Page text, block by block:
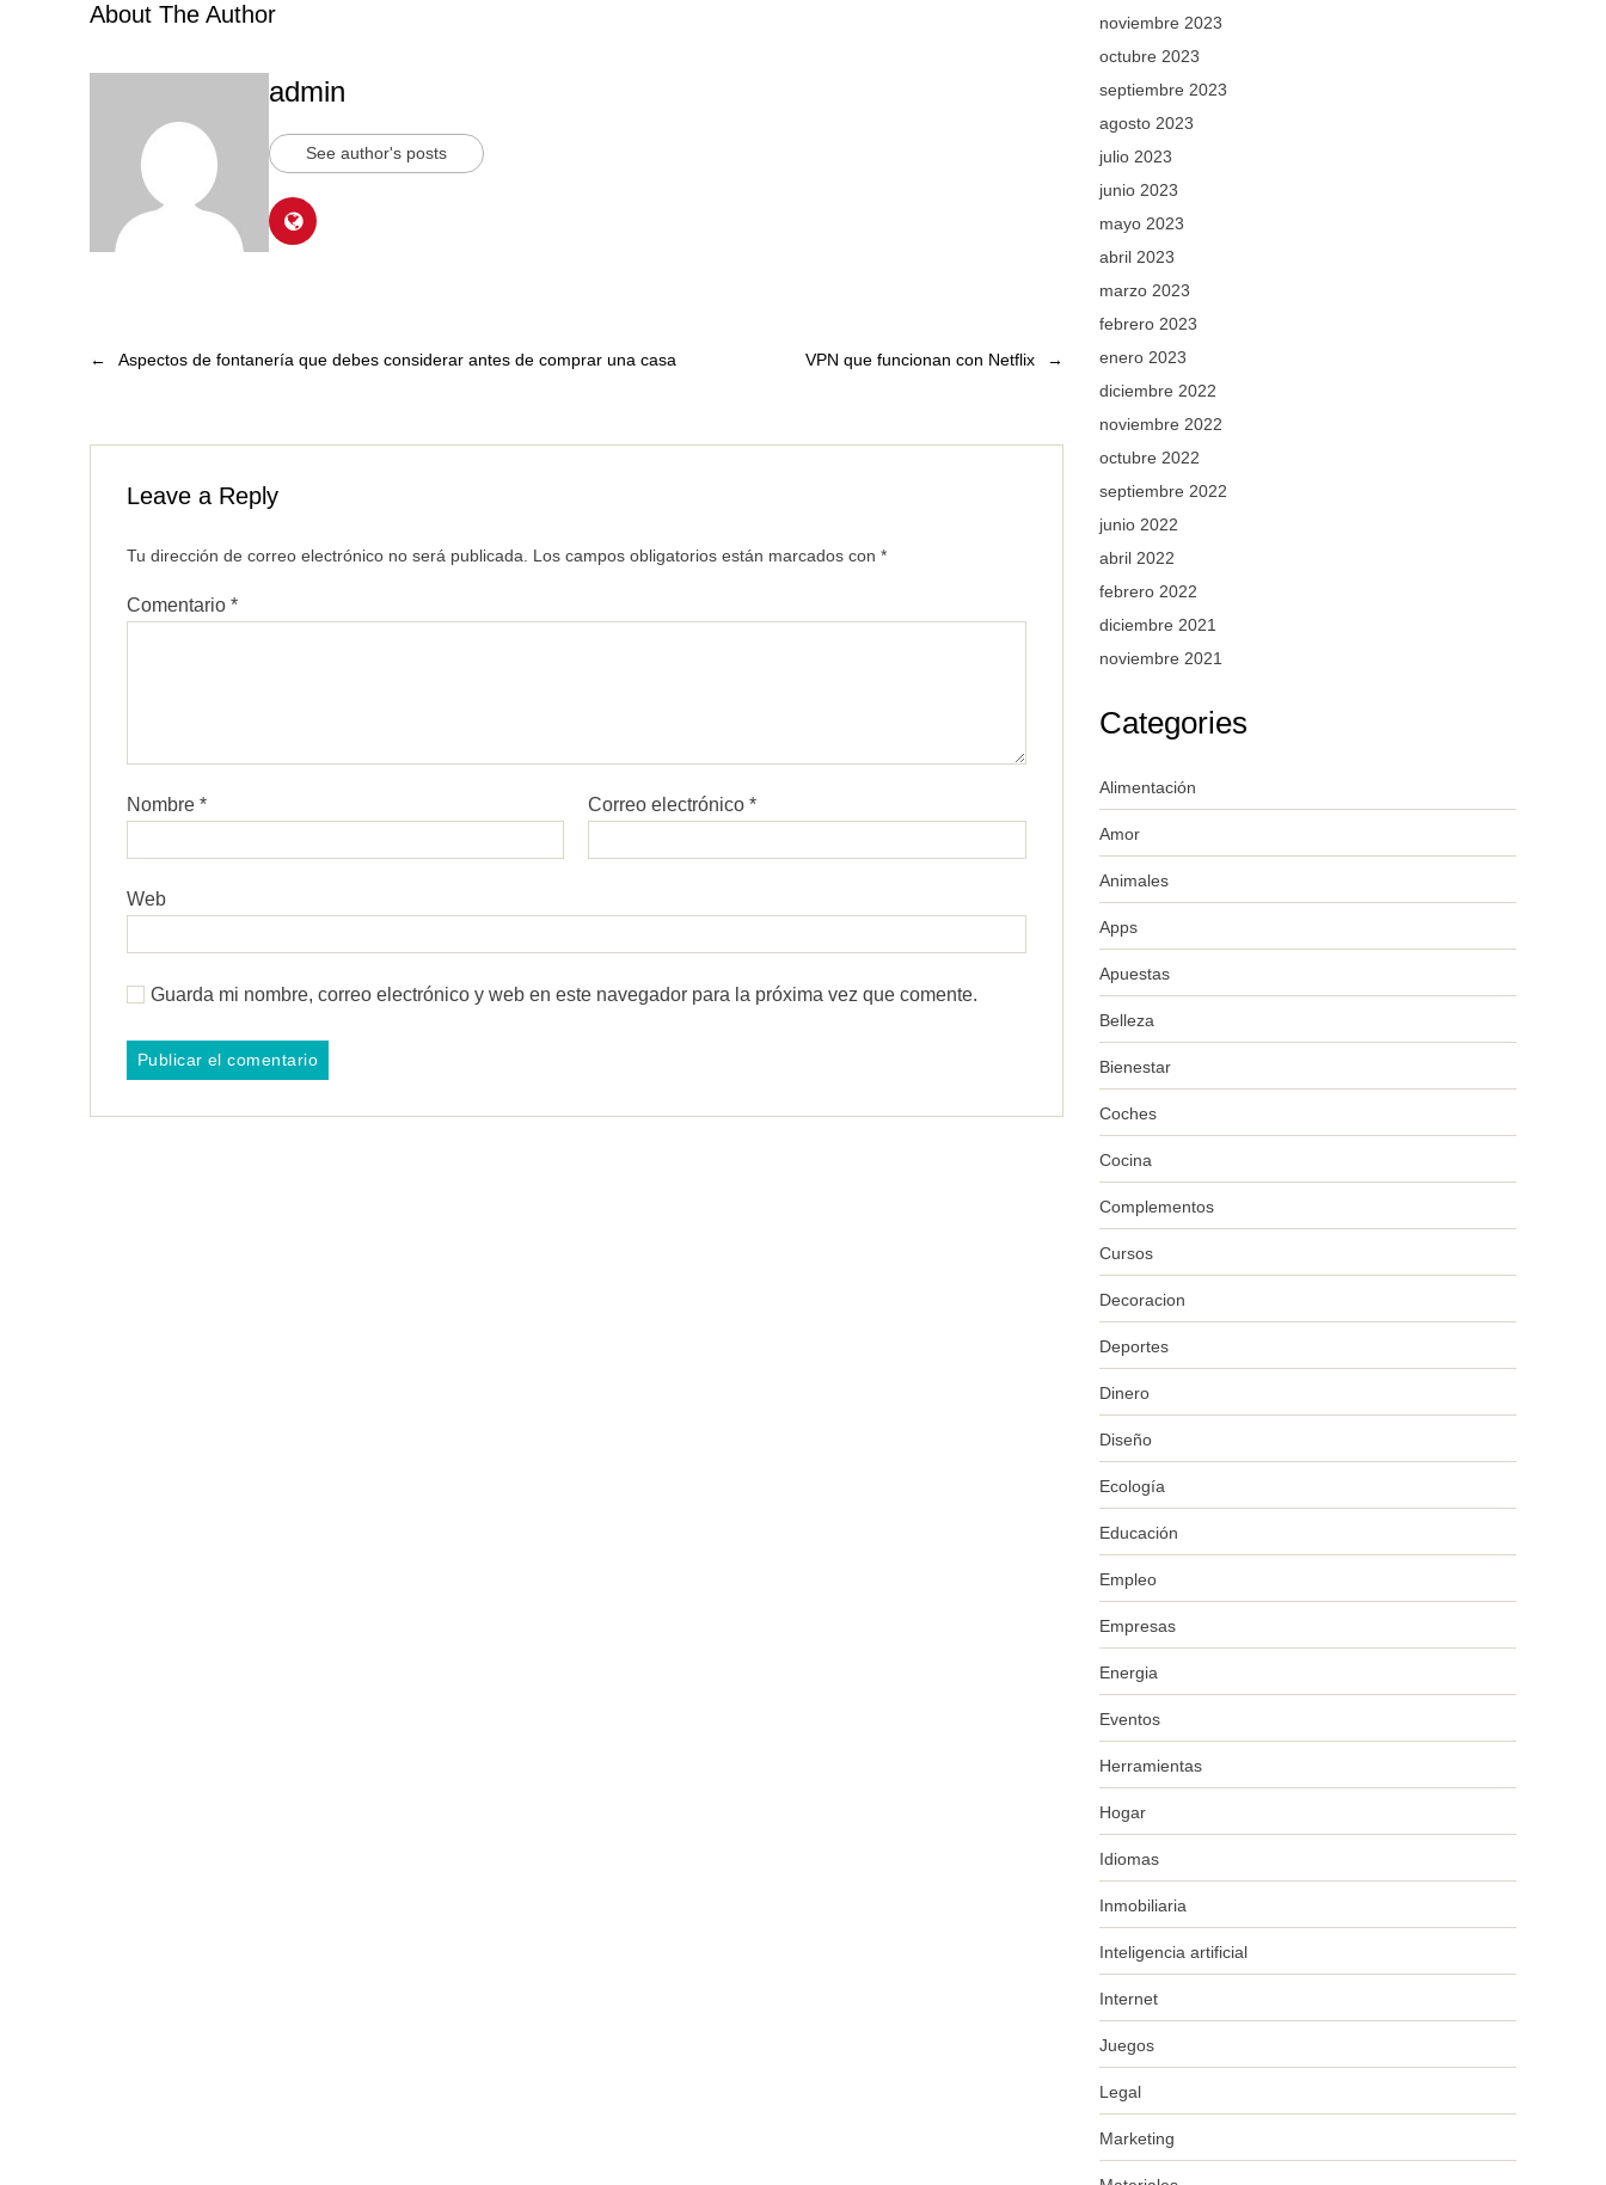
About The Author
admin
See author's posts
← Aspectos de fontanería que debes considerar antes de comprar una casa →
VPN que funcionan con Netflix
Leave a Reply
Tu dirección de correo electrónico no será publicada. Los campos obligatorios están marcados con *
Comentario *
Nombre * Correo electrónico*
Web
Guarda mi nombre, correo electrónico y web en este navegador para la próxima vez que comente.
noviembre 2023
octubre 2023
septiembre 2023
agosto 2023
julio 2023
junio 2023
mayo 2023
abril 2023
marzo 2023
febrero 2023
enero 2023
diciembre 2022
noviembre 2022
octubre 2022
septiembre 2022
junio 2022
abril 2022
febrero 2022
diciembre 2021
noviembre 2021
Categories
Alimentación
Amor
Animales
Apps
Apuestas
Belleza
Bienestar
Coches
Cocina
Complementos
Cursos
Decoracion
Deportes
Dinero
Diseño
Ecología
Educación
Empleo
Empresas
Energia
Eventos
Herramientas
Hogar
Idiomas
Inmobiliaria
Inteligencia artificial
Internet
Juegos
Legal
Marketing